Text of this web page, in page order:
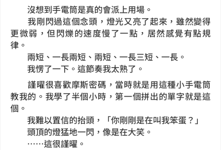
沒想到手電筒是真的會派上用場。
我剛閃過這個念頭，燈光又亮了起來，雖然變得
更微弱，但閃爍的速度慢了一點，居然感覺有點規
律。
兩短、一長兩短、兩短、一長三短、一長。
我愣了一下。這節奏我太熟了。
謹曜很喜歡摩斯密碼，當時就是用這種小手電筒
教我的。我學了半個小時，第一個拼出的單字就是這
個。
我難以置信的抬頭，「你剛剛是在叫我笨蛋？」
頭頂的燈猛地一閃，像是在大笑。
……這很謹曜。